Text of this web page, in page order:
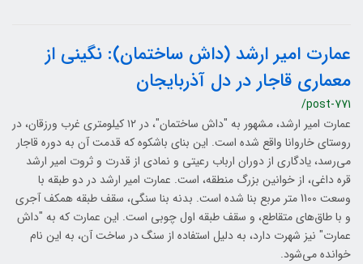
عمارت امیر ارشد (داش ساختمان): نگینی از
معماری قاجار در دل آذربایجان
/post-771
عمارت امیر ارشد، مشهور به "داش ساختمان"، در ۱۲ کیلومتری غرب ورزقان، در
روستای خاروانا واقع شده است. این بنای باشکوه که قدمت آن به دوره قاجار
می‌رسد، یادگاری از دوران ارباب رعیتی و نمادی از قدرت و ثروت امیر ارشد
قره داغی، از خوانین بزرگ منطقه، است. عمارت امیر ارشد در دو طبقه با
وسعت 1100 متر مربع بنا شده است. بدنه بنا سنگی، سقف طبقه همکف آجری
و با طاق‌های متقاطع، و سقف طبقه اول چوبی است. این عمارت که به "داش
عمارت" نیز شهرت دارد، به دلیل استفاده از سنگ در ساخت آن، به این نام
خوانده می‌شود.